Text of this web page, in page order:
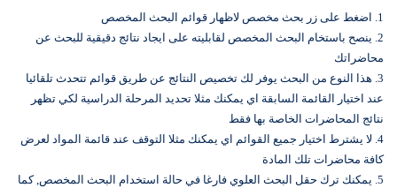
1. اضغط على زر بحث مخصص لاظهار قوائم البحث المخصص
2. ينصح باستخام البحث المخصص لقابليته على ايجاد نتائج دقيقية للبحث عن
محاضراتك
3. هذا النوع من البحث يوفر لك تخصيص النتائج عن طريق قوائم تتحدث تلقائيا
عند اختيار القائمة السابقة اي يمكنك مثلا تحديد المرحلة الدراسية لكي تظهر
نتائج المحاضرات الخاصة بها فقط
4. لا يشترط اختيار جميع القوائم اي يمكنك مثلا التوقف عند قائمة المواد لعرض
كافة محاضرات تلك المادة
5. يمكنك ترك حقل البحث العلوي فارغا في حالة استخدام البحث المخصص, كما